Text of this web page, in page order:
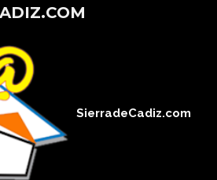
SierradeCadiz.com